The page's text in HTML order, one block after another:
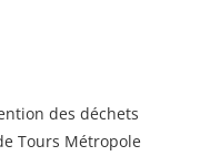
des déchets
Tours Métropole